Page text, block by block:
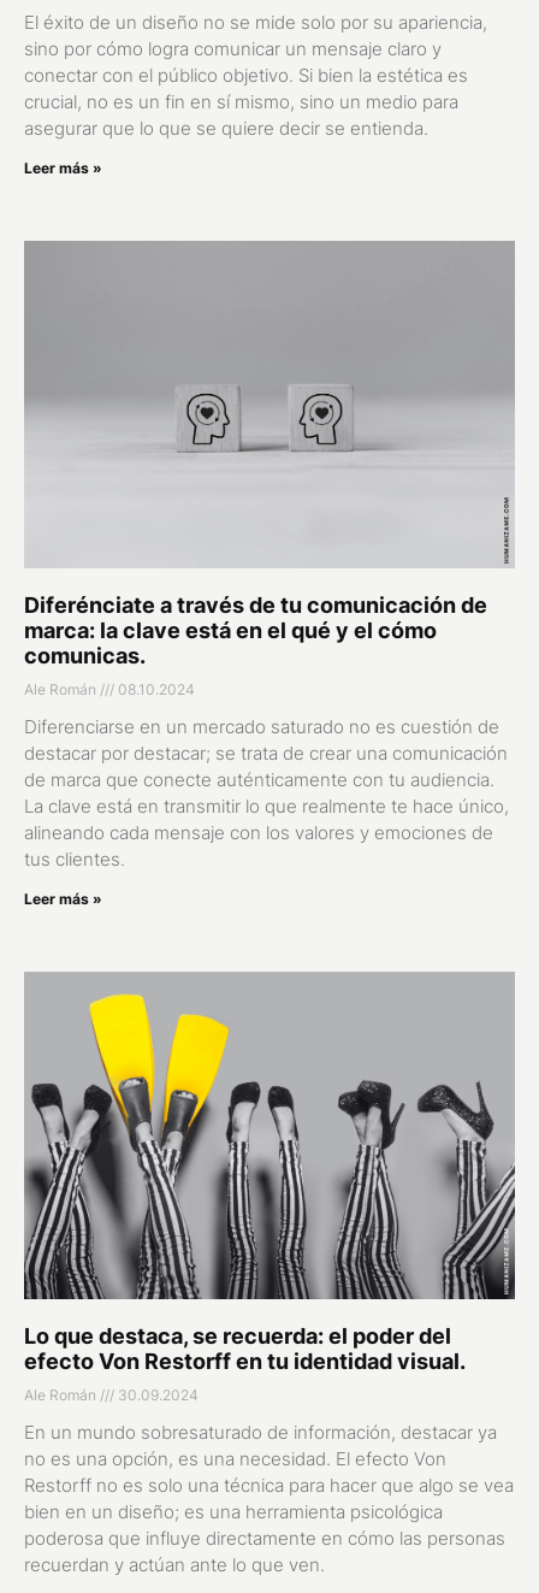
El éxito de un diseño no se mide solo por su apariencia,
sino por cómo logra comunicar un mensaje claro y
conectar con el público objetivo. Si bien la estética es
crucial, no es un fin en sí mismo, sino un medio para
asegurar que lo que se quiere decir se entienda.
Leer más »
Diferénciate a través de tu comunicación de
marca: la clave está en el qué y el cómo
comunicas.
Ale Román 08.10.2024
Diferenciarse en un mercado saturado no es cuestión de
destacar por destacar; se trata de crear una comunicación
de marca que conecte auténticamente con tu audiencia.
La clave está en transmitir lo que realmente te hace único,
alineando cada mensaje con los valores y emociones de
tus clientes.
Leer más »
Lo que destaca, se recuerda: el poder del
efecto Von Restorff en tu identidad visual.
Ale Román 30.09.2024
En un mundo sobresaturado de información, destacar ya
no es una opción, es una necesidad. El efecto Von
Restorff no es solo una técnica para hacer que algo se vea
bien en un diseño; es una herramienta psicológica
poderosa que influye directamente en cómo las personas
recuerdan y actúan ante lo que ven.